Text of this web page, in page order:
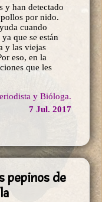
y han detectado
por nido.
cuando
que se están
y las viejas
eso, en la
que les
y Bióloga.
7 Jul. 2017
pepinos de